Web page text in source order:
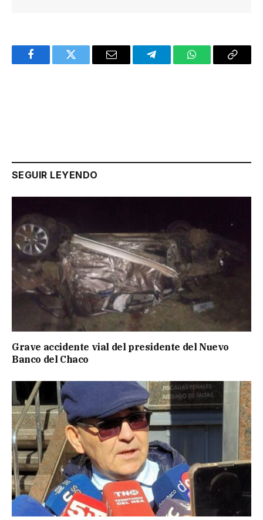
FacebookTwitter Email TelegramWhatsAppCopy
SEGUIR LEYENDO
Grave accidente vial del presidente del Nuevo
Banco del Chaco